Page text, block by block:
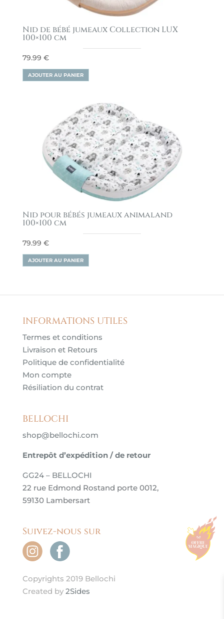
Nid de bébé jumeaux Collection LUX
100×100 cm
79.99 €
AJOUTER AU PANIER
Nid pour bébés jumeaux animaland
100×100 cm
79.99 €
AJOUTER AU PANIER
INFORMATIONS UTILES
Termes et conditions
Livraison et Retours
Politique de confidentialité
Mon compte
Résiliation du contrat
BELLOCHI
shop@bellochi.com
Entrepôt d’expédition / de retour
GG24 – BELLOCHI
22 rue Edmond Rostand porte 0012,
59130 Lambersart
Suivez-nous sur
Copyrights 2019 Bellochi
Created by 2Sides